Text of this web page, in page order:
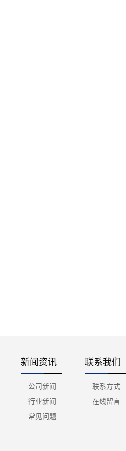
新闻资讯
公司新闻
行业新闻
常见问题
联系我们
联系方式
在线留言